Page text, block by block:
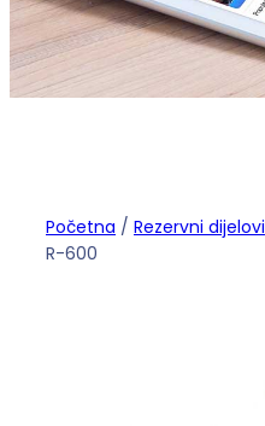
Početna / Rezervni dijelovi
R-600